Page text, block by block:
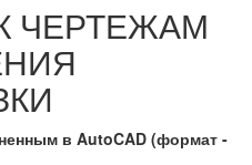
ЧЕРТЕЖАМ
в AutoCAD (формат -